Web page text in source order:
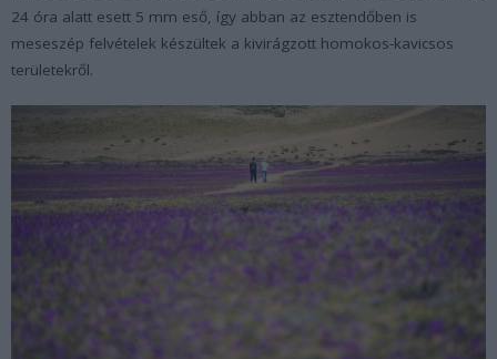
24 óra alatt esett 5 mm eső, így abban az esztendőben is
meseszép felvételek készültek a kivirágzott homokos-kavicsos
területekről.